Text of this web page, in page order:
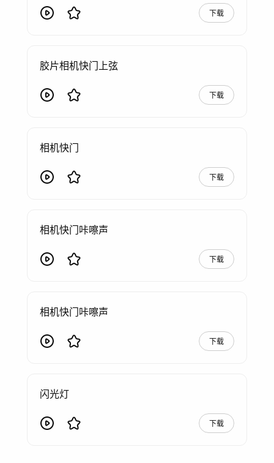
下载
胶片相机快门上弦
下载
相机快门
下载
相机快门咔嚓声
下载
相机快门咔嚓声
下载
闪光灯
下载